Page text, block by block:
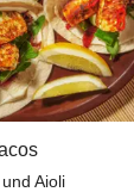
Aioli